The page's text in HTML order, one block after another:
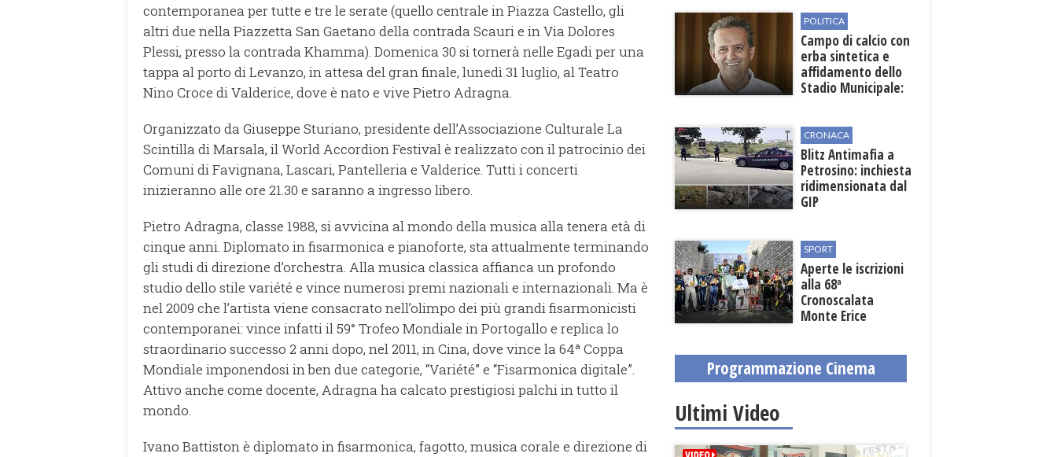
contemporanea per tutte e tre le serate (quello centrale in Piazza Castello, gli
altri due nella Piazzetta San Gaetano della contrada Scauri e in Via Dolores
Plessi, presso la contrada Khamma). Domenica 30 si tornerà nelle Egadi per una
tappa al porto di Levanzo, in attesa del gran finale, lunedì 31 luglio, al Teatro
Nino Croce di Valderice, dove è nato e vive Pietro Adragna.
Organizzato da Giuseppe Sturiano, presidente dell’Associazione Culturale La
Scintilla di Marsala, il World Accordion Festival è realizzato con il patrocinio dei
Comuni di Favignana, Lascari, Pantelleria e Valderice. Tutti i concerti
inizieranno alle ore 21.30 e saranno a ingresso libero.
Pietro Adragna, classe 1988, si avvicina al mondo della musica alla tenera età di
cinque anni. Diplomato in fisarmonica e pianoforte, sta attualmente terminando
gli studi di direzione d’orchestra. Alla musica classica affianca un profondo
studio dello stile variété e vince numerosi premi nazionali e internazionali. Ma è
nel 2009 che l’artista viene consacrato nell’olimpo dei più grandi fisarmonicisti
contemporanei: vince infatti il 59° Trofeo Mondiale in Portogallo e replica lo
straordinario successo 2 anni dopo, nel 2011, in Cina, dove vince la 64ª Coppa
Mondiale imponendosi in ben due categorie, “Variété” e “Fisarmonica digitale”.
Attivo anche come docente, Adragna ha calcato prestigiosi palchi in tutto il
mondo.
Ivano Battiston è diplomato in fisarmonica, fagotto, musica corale e direzione di
manifestazione
POLITICA
Campo di calcio con
erba sintetica e
affidamento dello
Stadio Municipale:
CRONACA
Blitz Antimafia a
Petrosino: inchiesta
ridimensionata dal
GIP
SPORT
Aperte le iscrizioni
alla 68ª
Cronoscalata
Monte Erice
Programmazione Cinema
Ultimi Video